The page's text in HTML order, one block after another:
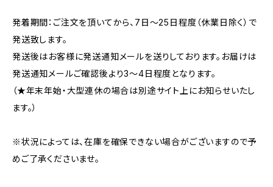
発着期間：ご注文を頂いてから、7日〜25日程度（休業日除く）で
発送致します。
発送後はお客様に発送通知メールを送りしております。お届けは
発送通知メールご確認後より3〜4日程度となります。
（★年末年始・大型連休の場合は別途サイト上にお知らせいたし
ます。）
※状況によっては、在庫を確保できない場合がございますので予
めご了承くださいませ。